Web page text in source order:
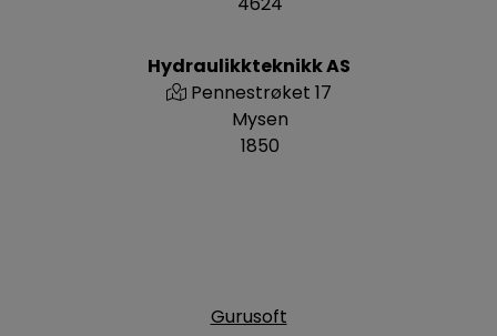
Hydraulikkteknikk AS
Pennestrøket 17
Mysen
1850
Gurusoft